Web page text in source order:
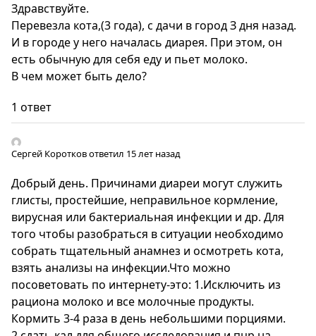
Здравствуйте.
Перевезла кота,(3 года), с дачи в город З дня назад.
И в городе у него началась диарея. При этом, он
есть обычную для себя еду и пьет молоко.
В чем может быть дело?
1 ответ
Сергей Коротковответил 15 лет назад
Добрый день. Причинами диареи могут служить
глисты, простейшие, неправильное кормление,
вирусная или бактериальная инфекции и др. Для
того чтобы разобраться в ситуации необходимо
собрать тщательный анамнез и осмотреть кота,
взять анализы на инфекции.Что можно
посоветовать по интернету-это: 1.Исключить из
рациона молоко и все молочные продукты.
Кормить 3-4 раза в день небольшими порциями.